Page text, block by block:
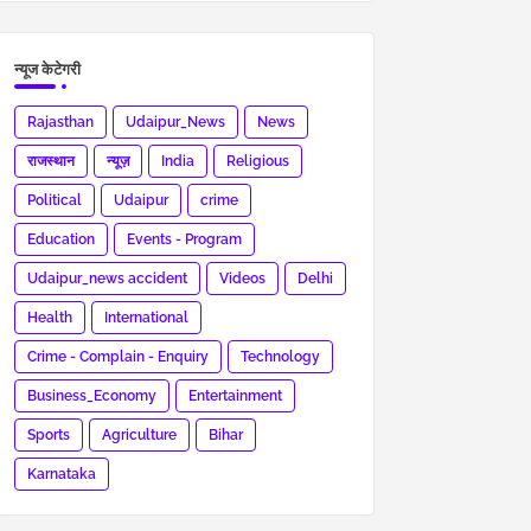
न्यूज केटेगरी
Rajasthan Udaipur_News News
राजस्थान न्यूज़ India Religious
Political Udaipur crime
Education Events - Program
Udaipur_news accident Videos Delhi
Health International
Crime - Complain - Enquiry Technology
Business_Economy Entertainment
Sports Agriculture Bihar
Karnataka